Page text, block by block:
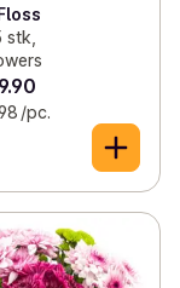
stk,
/pc.